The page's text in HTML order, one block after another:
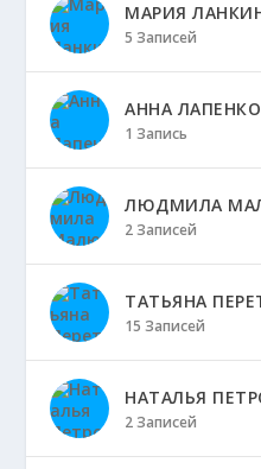
МАРИЯ
5 Записей
АННА ЛАПЕНКО
1 Запись
ЛЮДМИЛА
2 Записей
ТАТЬЯНА
15 Записей
НАТАЛЬЯ
2 Записей